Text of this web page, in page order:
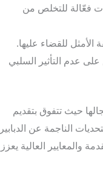
فعّالة للتخلص من
الأمثل للقضاء عليها.
عدم التأثير السلبي
حيث تتفوق بتقديم
الناجمة عن الدبابير
والمعايير العالية يعزز